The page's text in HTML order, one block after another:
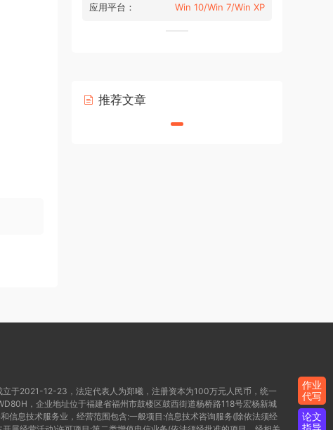
应用平台：
Win 10/Win 7/Win XP
推荐文章
立于2021-12-23，法定代表人为郑曦，注册资本为100万元人民币，统一
，企业地址位于福建省福州市鼓楼区鼓西街道杨桥路118号宏杨新城
信息技术服务业，经营范围包含:一般项目:信息技术咨询服务(除依法须经
作业
代写
论文
指导